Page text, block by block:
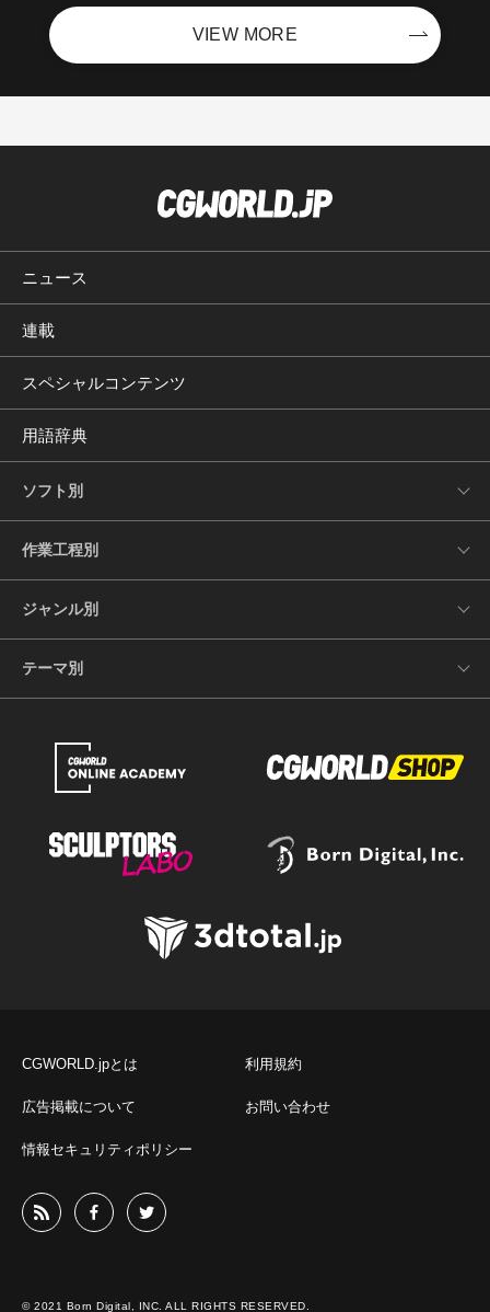
VIEW MORE
ニュース
連載
スペシャルコンテンツ
用語辞典
ソフト別
作業工程別
ジャンル別
テーマ別
CGWORLD.jpとは 利用規約
広告掲載について お問い合わせ
情報セキュリティポリシー
© 2021 Born Digital, INC. ALL RIGHTS RESERVED.